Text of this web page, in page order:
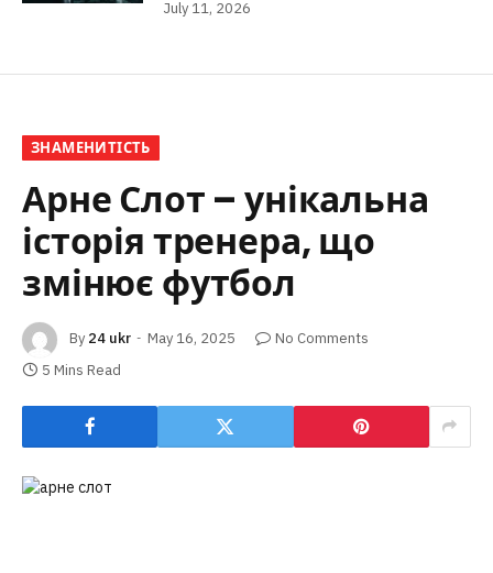
July 11, 2026
ЗНАМЕНИТІСТЬ
Арне Слот – унікальна
історія тренера, що
змінює футбол
By 24 ukr May 16, 2025
No Comments
5 Mins Read